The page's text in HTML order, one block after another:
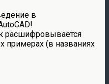
в
расшифровывается
примерах (в названиях